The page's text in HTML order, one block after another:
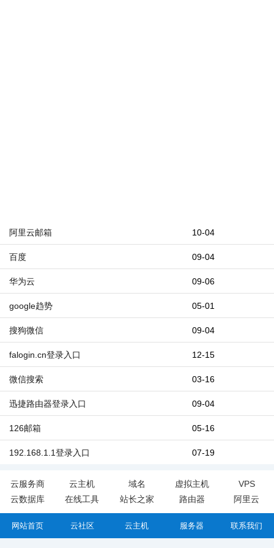
10-04
阿里云邮箱
09-04
百度
09-06
华为云
05-01
google趋势
09-04
搜狗微信
12-15
falogin.cn登录入口
03-16
微信搜索
09-04
迅捷路由器登录入口
05-16
126邮箱
07-19
192.168.1.1登录入口
云服务商 云主机 域名 虚拟主机
VPS
云数据库
在线工具 站长之家 路由器 阿里云
网站首页 云社区 云主机 服务器 联系我们